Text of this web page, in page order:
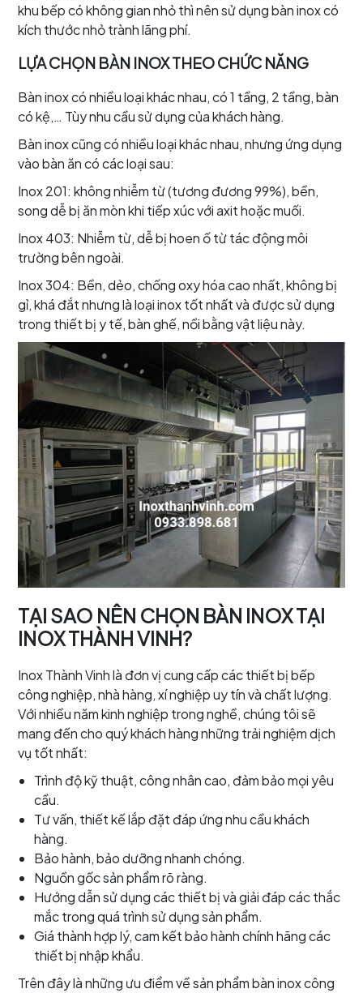
khu bếp có không gian nhỏ thì nên sử dụng bàn inox có
kích thước nhỏ trành lãng phí.
LỰA CHỌN BÀN INOX THEO CHỨC NĂNG
Bàn inox có nhiều loại khác nhau, có 1 tầng, 2 tầng, bàn
có kệ,… Tùy nhu cầu sử dụng của khách hàng.
Bàn inox cũng có nhiều loại khác nhau, nhưng ứng dụng
vào bàn ăn có các loại sau:
Inox 201: không nhiễm từ (tương đương 99%), bền,
song dễ bị ăn mòn khi tiếp xúc với axit hoặc muối.
Inox 403: Nhiễm từ, dễ bị hoen ố từ tác động môi
trường bên ngoài.
Inox 304: Bền, dẻo, chống oxy hóa cao nhất, không bị
gỉ, khá đắt nhưng là loại inox tốt nhất và được sử dụng
trong thiết bị y tế, bàn ghế, nồi bằng vật liệu này.
TẠI SAO NÊN CHỌN BÀN INOX TẠI
INOX THÀNH VINH?
Inox Thành Vinh là đơn vị cung cấp các thiết bị bếp
công nghiệp, nhà hàng, xí nghiệp uy tín và chất lượng.
Với nhiều năm kinh nghiệp trong nghề, chúng tôi sẽ
mang đến cho quý khách hàng những trải nghiệm dịch
vụ tốt nhất:
Trình độ kỹ thuật, công nhân cao, đảm bảo mọi yêu
cầu.
Tư vấn, thiết kế lắp đặt đáp ứng nhu cầu khách
hàng.
Bảo hành, bảo dưỡng nhanh chóng.
Nguồn gốc sản phẩm rõ ràng.
Hướng dẫn sử dụng các thiết bị và giải đáp các thắc
mắc trong quá trình sử dụng sản phẩm.
Giá thành hợp lý, cam kết bảo hành chính hãng các
thiết bị nhập khẩu.
Trên đây là những ưu điểm về sản phẩm bàn inox công